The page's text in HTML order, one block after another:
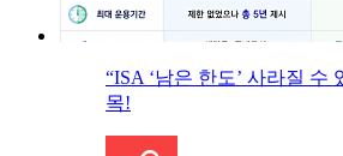
“ISA ‘남은 한도’ 사라질 수
목!